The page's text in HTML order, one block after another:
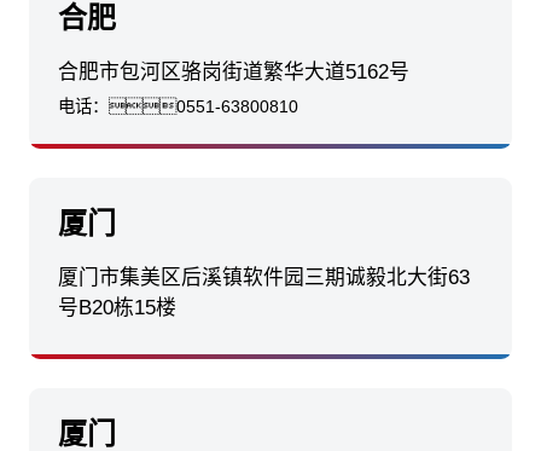
合肥
合肥市包河区骆岗街道繁华大道5162号
电话：0551-63800810
厦门
厦门市集美区后溪镇软件园三期诚毅北大街63
号B20栋15楼
厦门